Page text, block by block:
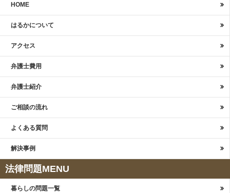
HOME
はるかについて
アクセス
弁護士費用
弁護士紹介
ご相談の流れ
よくある質問
解決事例
法律問題MENU
暮らしの問題一覧